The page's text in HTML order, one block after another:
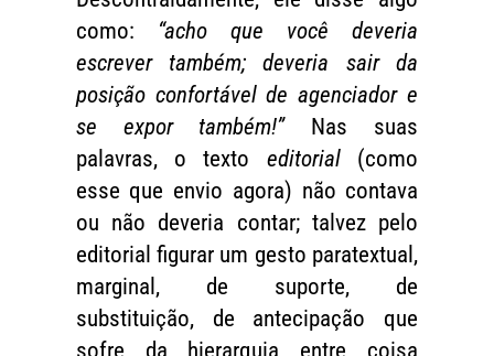
como: “acho que você deveria
escrever também; deveria sair da
posição confortável de agenciador e
se expor também!”Nas suas
palavras, o texto editorial(como
esse que envio agora) não contava
ou não deveria contar; talvez pelo
editorial figurar um gesto paratextual,
marginal, de suporte, de
substituição, de antecipação que
sofre da hierarquia entre coisa